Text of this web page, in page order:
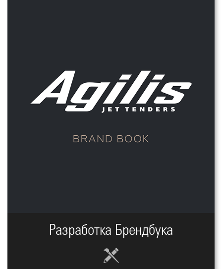
Разработка Брендбука